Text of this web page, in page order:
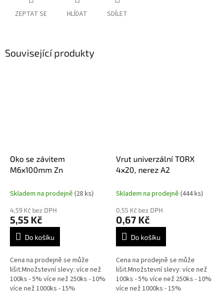
ZEPTAT SE HLÍDAT SDÍLET
Související produkty
Oko se závitem
M6x100mm Zn
Skladem na prodejně (28 ks)
4,59 Kč bez DPH
5,55 Kč
Do košíku
Cena na prodejně se může
lišit.Množstevní slevy: více než
100ks - 5% více než 250ks - 10%
více než 1000ks - 15%
Vrut univerzální TORX
4x20, nerez A2
Skladem na prodejně (444 ks)
0,55 Kč bez DPH
0,67 Kč
Do košíku
Cena na prodejně se může
lišit.Množstevní slevy: více než
100ks - 5% více než 250ks - 10%
více než 1000ks - 15%